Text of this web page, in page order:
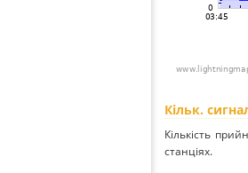
Кільк.
Кількість
станціях.